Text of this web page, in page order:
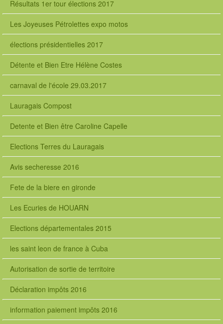
Résultats 1er tour élections 2017
Les Joyeuses Pétrolettes expo motos
élections présidentielles 2017
Détente et Bien Etre Hélène Costes
carnaval de l'école 29.03.2017
Lauragais Compost
Detente et Bien être Caroline Capelle
Elections Terres du Lauragais
Avis secheresse 2016
Fete de la biere en gironde
Les Ecuries de HOUARN
Elections départementales 2015
les saint leon de france à Cuba
Autorisation de sortie de territoire
Déclaration impôts 2016
information paiement impôts 2016